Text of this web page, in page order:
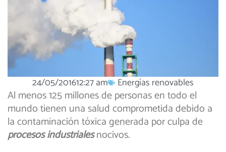
24/05/201612:27 am Energías renovables
Al menos 125 millones de personas en todo el
mundo tienen una salud comprometida debido a
la contaminación tóxica generada por culpa de
procesos industrialesnocivos.